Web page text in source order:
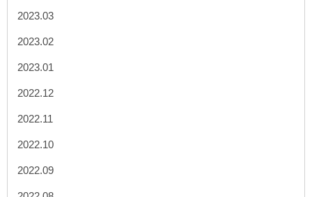
2023.03
2023.02
2023.01
2022.12
2022.11
2022.10
2022.09